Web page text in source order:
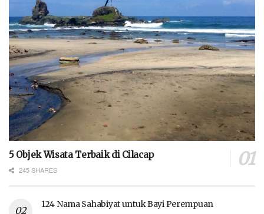
5 Objek Wisata Terbaik di Cilacap
245 SHARES
124 Nama Sahabiyat untuk Bayi Perempuan